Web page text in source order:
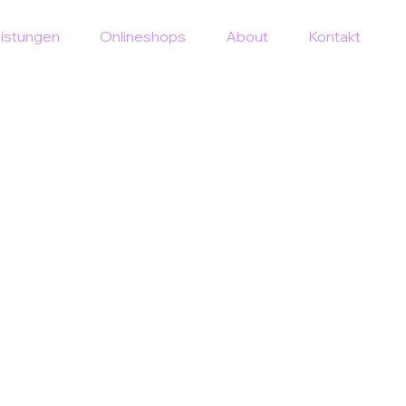
Onlineshops About Kontakt